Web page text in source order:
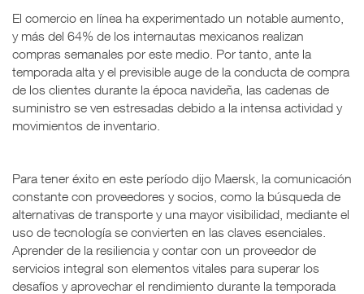
El comercio en línea ha experimentado un notable aumento,
y más del 64% de los internautas mexicanos realizan
compras semanales por este medio. Por tanto, ante la
temporada alta y el previsible auge de la conducta de compra
de los clientes durante la época navideña, las cadenas de
suministro se ven estresadas debido a la intensa actividad y
movimientos de inventario.
Para tener éxito en este período dijo Maersk, la comunicación
constante con proveedores y socios, como la búsqueda de
alternativas de transporte y una mayor visibilidad, mediante el
uso de tecnología se convierten en las claves esenciales.
Aprender de la resiliencia y contar con un proveedor de
servicios integral son elementos vitales para superar los
desafíos y aprovechar el rendimiento durante la temporada